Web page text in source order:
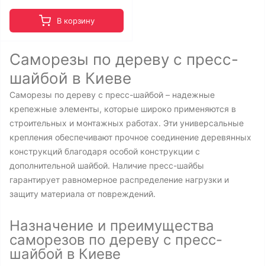
В корзину
Саморезы по дереву с пресс-
шайбой в Киеве
Саморезы по дереву с пресс-шайбой – надежные
крепежные элементы, которые широко применяются в
строительных и монтажных работах. Эти универсальные
крепления обеспечивают прочное соединение деревянных
конструкций благодаря особой конструкции с
дополнительной шайбой. Наличие пресс-шайбы
гарантирует равномерное распределение нагрузки и
защиту материала от повреждений.
Назначение и преимущества
саморезов по дереву с пресс-
шайбой в Киеве